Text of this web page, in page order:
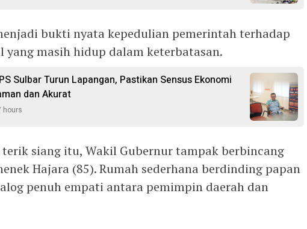
bukti nyata kepedulian pemerintah terhadap
yang masih hidup dalam keterbatasan.
Sulbar Turun Lapangan, Pastikan Sensus Ekonomi
dan Akurat
hours
siang itu, Wakil Gubernur tampak berbincang
Hajara (85). Rumah sederhana berdinding papan
penuh empati antara pemimpin daerah dan